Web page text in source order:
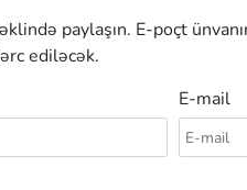
paylaşın. E-poçt
ediləcək.
E-mail